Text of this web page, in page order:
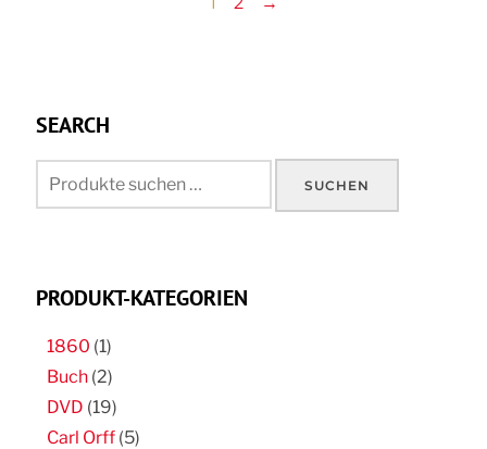
SEARCH
nach:
SUCHEN
PRODUKT-KATEGORIEN
1860 (1)
Buch (2)
DVD (19)
Carl Orff (5)